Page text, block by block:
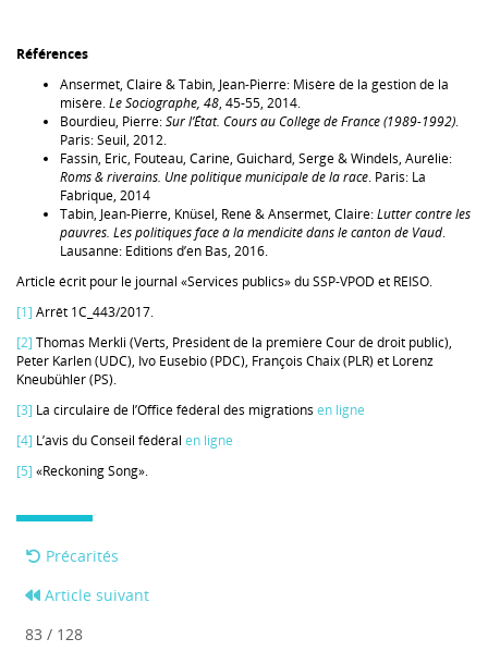
Références
Ansermet, Claire & Tabin, Jean-Pierre: Misère de la gestion de la
misère.Le Sociographe, 48, 45-55, 2014.
Bourdieu, Pierre:Sur l’État. Cours au Collège de France (1989-1992).
Paris: Seuil, 2012.
Fassin, Eric, Fouteau, Carine, Guichard, Serge & Windels, Aurélie:
Roms & riverains. Une politique municipale de la race. Paris: La
Fabrique, 2014
Tabin, Jean-Pierre, Knüsel, René & Ansermet, Claire:Lutter contre les
pauvres. Les politiques face à la mendicité dans le canton de Vaud.
Lausanne: Editions d’en Bas, 2016.
Article écrit pour le journal «Services publics» du SSP-VPOD et REISO.
[1] Arrêt 1C_443/2017.
[2] Thomas Merkli (Verts, Président de la première Cour de droit public),
Peter Karlen (UDC), Ivo Eusebio (PDC), François Chaix (PLR) et Lorenz
Kneubühler (PS).
[3] La circulaire de l’Office fédéral des migrations en ligne
[4] L’avis du Conseil fédéral en ligne
[5] «Reckoning Song».
Précarités
Article suivant
83 / 128